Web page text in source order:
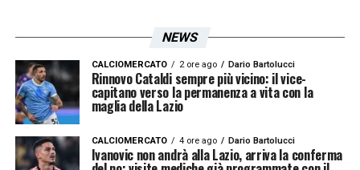
NEWS
CALCIOMERCATO 2 ore ago Dario Bartolucci
Rinnovo Cataldi sempre più vicino: il vice-
capitano verso la permanenza a vita con la
maglia della Lazio
CALCIOMERCATO 4 ore ago Dario Bartolucci
Ivanovic non andrà alla Lazio, arriva la conferma